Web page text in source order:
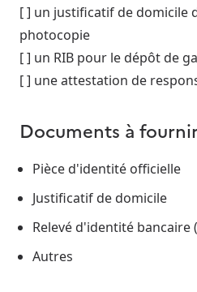
[ ] un justificatif de domicile
photocopie
[ ] un RIB pour le dépôt de
[ ] une attestation de
Documents à
Pièce d'identité officielle
Justificatif de domicile
Relevé d'identité bancaire
Autres